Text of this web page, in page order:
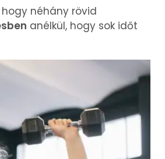
néhány rövid
anélkül, hogy sok időt